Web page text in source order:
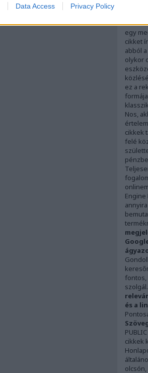
Data Access Privacy Policy
egy
cikket
abból
olykor
ez a
Nos,
cikkek
felé
Engine
fontos,
és a
cikkek